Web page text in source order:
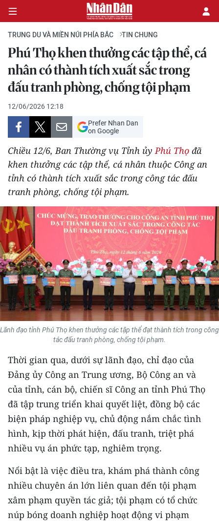
CHÍNH TRỊ
KINH TẾ
VĂN HÓA
XÃ HỘI
PHÁP LUẬT
DU LỊCH
THẾ GIỚI
THỂ THAO
GIÁO DỤC
Y TẾ
KHOA HỌC - CÔNG NGHỆ
MÔI TRƯỜNG
KIỂM CHỨNG THÔNG TIN
TRI THỨC CHUYÊN SÂU
54 DÂN TỘC VIỆT NAM
CHƯƠNG TRÌNH OCOP - MỖI XÃ
MỘT SẢN PHẨM
RADIO
MEDIA CENTER
TRUNG DU VÀ MIỀN NÚI PHÍA BẮC TIN CHUNG
Phú Thọ khen thưởng các tập thể, cá
nhân có thành tích xuất sắc trong
đấu tranh phòng, chống tội phạm
12/06/2026 12:18
Prefer Nhan Dan
on Google
Chiều 12/6, Ban Thường vụ Tỉnh ủyPhú Thọ đã
khen thưởng các tập thể, cá nhân thuộc Công an
tỉnh có thành tích xuất sắc trong công tác đấu
tranh phòng, chống tội phạm.
Lãnh đạo tỉnh Phú Thọ khen thưởng các tập thể đạt thành tích trong công
tác đấu tranh phòng, chống tội phạm.
Thời gian qua, dưới sự lãnh đạo, chỉ đạo của
Đảng ủy Công an Trung ương, Bộ Công an và
của tỉnh, cán bộ, chiến sĩ Công an tỉnh Phú Thọ
đã tập trung triển khai quyết liệt, đồng bộ các
biện pháp nghiệp vụ, chủ động nắm chắc tình
hình, kịp thời phát hiện, đấu tranh, triệt phá
nhiều vụ án phức tạp, nghiêm trọng.
Nổi bật là việc điều tra, khám phá thành công
nhiều chuyên án lớn liên quan đến tội phạm
xâm phạm quyền tác giả; tội phạm có tổ chức
núp bóng doanh nghiệp hoạt động vi phạm